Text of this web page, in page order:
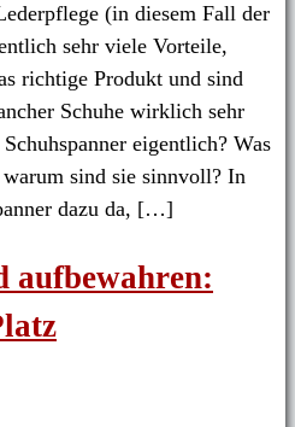
(in diesem Fall der
sehr viele Vorteile,
richtige Produkt und sind
Schuhe wirklich sehr
eigentlich? Was
sind sie sinnvoll? In
dazu da, […]
aufbewahren: